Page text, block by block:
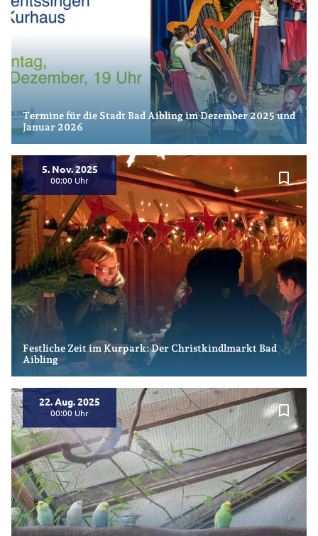
Termine für die Stadt Bad Aibling im Dezember 2025 und
Januar 2026
bookmark_border
5. Nov. 2025
00:00
Festliche Zeit im Kurpark: Der Christkindlmarkt Bad
Aibling
bookmark_border
22. Aug. 2025
00:00